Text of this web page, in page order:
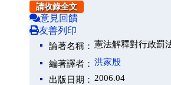
請收錄全文
意見回饋
友善列印
論著名稱： 憲法解釋對行政罰
編著譯者： 洪家殷
出版日期： 2006.04